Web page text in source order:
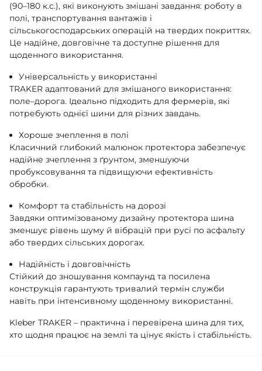
(90–180 к.с.), які виконують змішані завдання: роботу в
полі, транспортування вантажів і
сільськогосподарських операцій на твердих покриттях.
Це надійне, довговічне та доступне рішення для
щоденного використання.
Універсальність у використанні
TRAKER адаптований для змішаного використання:
поле–дорога. Ідеально підходить для фермерів, які
потребують однієї шини для різних завдань.
Хороше зчеплення в полі
Класичний глибокий малюнок протектора забезпечує
надійне зчеплення з ґрунтом, зменшуючи
пробуксовування та підвищуючи ефективність
обробки.
Комфорт та стабільність на дорозі
Завдяки оптимізованому дизайну протектора шина
зменшує рівень шуму й вібрацій при русі по асфальту
або твердих сільських дорогах.
Надійність і довговічність
Стійкий до зношування компаунд та посилена
конструкція гарантують тривалий термін служби
навіть при інтенсивному щоденному використанні.
Kleber TRAKER – практична і перевірена шина для тих,
хто щодня працює на землі та цінує якість і стабільність.